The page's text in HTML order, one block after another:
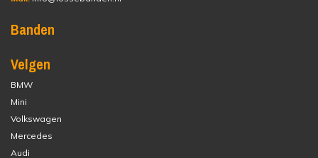
Banden
Velgen
BMW
Mini
Volkswagen
Mercedes
Audi